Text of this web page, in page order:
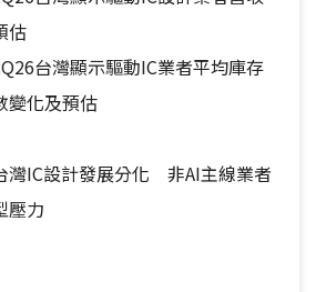
估
台灣顯示驅動IC業者平均庫存
變化及預估
灣IC設計發展分化 非AI主線業者
壓力